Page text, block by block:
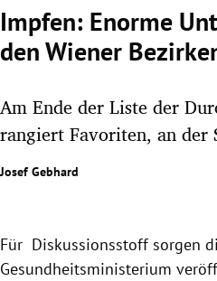
Untermenü
Untermenü
Untermenü
Untermenü
Untermenü
Impfen: Enorme
den Wiener
Am Ende der Liste der
rangiert Favoriten, an der
Josef Gebhard
Für Diskussionsstoff sorgen
Gesundheitsministerium